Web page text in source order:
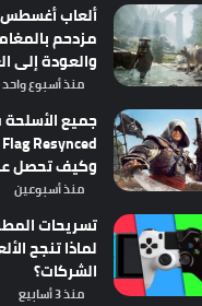
مزدحم
والعودة إلى
منذ أسبوع واحد
Resynced
وكيف تحصل
منذ أسبوعين
تسريحات
لماذا تنجح
الشركات؟
منذ 3 أسابيع